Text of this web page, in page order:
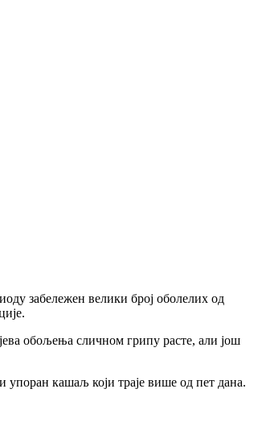
забележен велики број оболелих од
обољења сличном грипу расте, али још
упоран кашаљ који траје више од пет дана.